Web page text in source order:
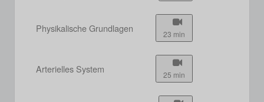
Physikalische Grundlagen 23 min
Arterielles System 25 min